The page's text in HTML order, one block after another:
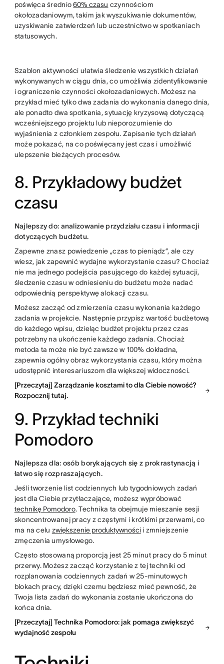
poświęca średnio60% czasu czynnościom
okołozadaniowym, takim jak wyszukiwanie dokumentów,
uzyskiwanie zatwierdzeń lub uczestnictwo w spotkaniach
statusowych.
Szablon aktywności ułatwia śledzenie wszystkich działań
wykonywanych w ciągu dnia, co umożliwia zidentyfikowanie
i ograniczenie czynności okołozadaniowych. Możesz na
przykład mieć tylko dwa zadania do wykonania danego dnia,
ale ponadto dwa spotkania, sytuację kryzysową dotyczącą
wcześniejszego projektu lub nieporozumienie do
wyjaśnienia z członkiem zespołu. Zapisanie tych działań
może pokazać, na co poświęcany jest czas i umożliwić
ulepszenie bieżących procesów.
8. Przykładowy budżet
czasu
Najlepszy do: analizowanie przydziału czasu i informacji
dotyczących budżetu.
Zapewne znasz powiedzenie „czas to pieniądz”, ale czy
wiesz, jak zapewnić wydajne wykorzystanie czasu? Chociaż
nie ma jednego podejścia pasującego do każdej sytuacji,
śledzenie czasu w odniesieniu do budżetu może nadać
odpowiednią perspektywę alokacji czasu.
Możesz zacząć od zmierzenia czasu wykonania każdego
zadania w projekcie. Następnie przypisz wartość budżetową
do każdego wpisu, dzieląc budżet projektu przez czas
potrzebny na ukończenie każdego zadania. Chociaż
metoda ta może nie być zawsze w 100% dokładna,
zapewnia ogólny obraz wykorzystania czasu, który można
udostępnić interesariuszom dla większej widoczności.
[Przeczytaj] Zarządzanie kosztami to dla Ciebie nowość?
Rozpocznij tutaj.
9. Przykład techniki
Pomodoro
Najlepsza dla: osób borykających się z prokrastynacją i
łatwo się rozpraszających.
Jeśli tworzenie list codziennych lub tygodniowych zadań
jest dla Ciebie przytłaczające, możesz wypróbować
technikę Pomodoro. Technika ta obejmuje mieszanie sesji
skoncentrowanej pracy z częstymi i krótkimi przerwami, co
ma na celu zwiększenie produktywnościi zmniejszenie
zmęczenia umysłowego.
Często stosowaną proporcją jest 25 minut pracy do 5 minut
przerwy. Możesz zacząć korzystanie z tej techniki od
rozplanowania codziennych zadań w 25-minutowych
blokach pracy, dzięki czemu będziesz mieć pewność, że
Twoja lista zadań do wykonania zostanie ukończona do
końca dnia.
[Przeczytaj] Technika Pomodoro: jak pomaga zwiększyć
wydajność zespołu